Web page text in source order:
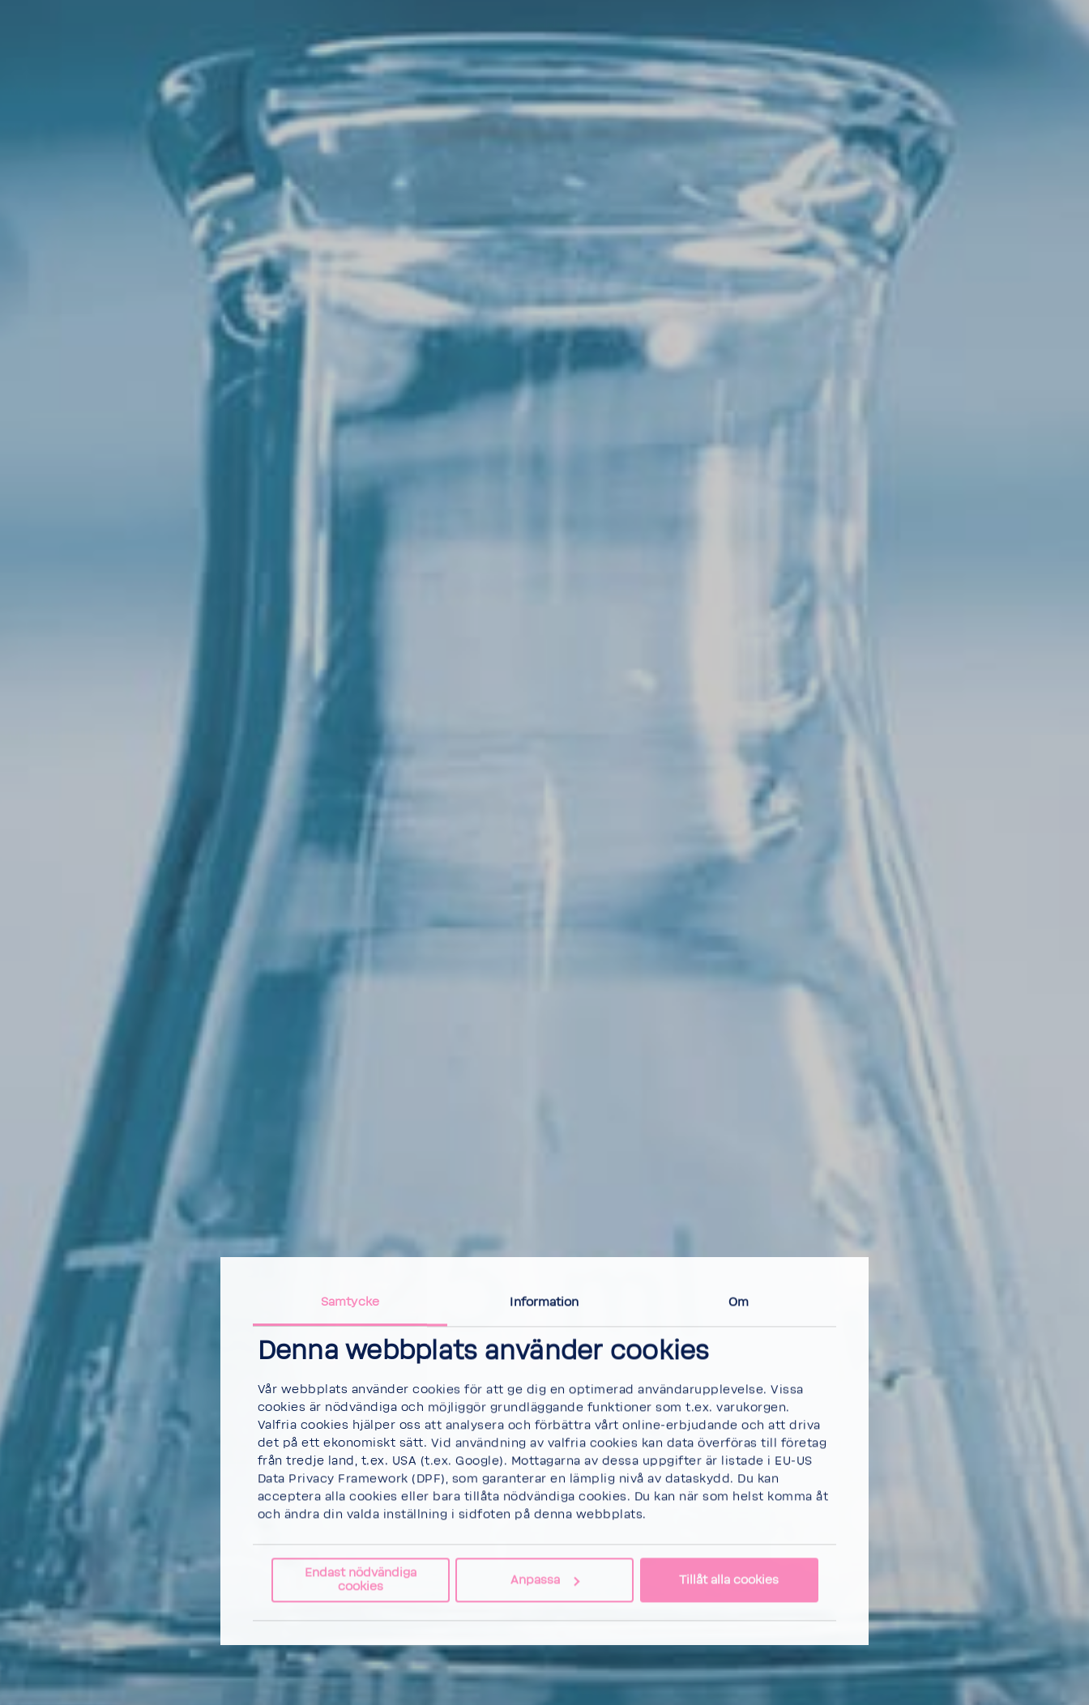
Samtycke Information Om
Denna webbplats använder cookies
Vår webbplats använder cookies för att ge dig en optimerad användarupplevelse. Vissa
cookies är nödvändiga och möjliggör grundläggande funktioner som t.ex. varukorgen.
Valfria cookies hjälper oss att analysera och förbättra vårt online-erbjudande och att driva
det på ett ekonomiskt sätt. Vid användning av valfria cookies kan data överföras till företag
från tredje land, t.ex. USA (t.ex. Google). Mottagarna av dessa uppgifter är listade i EU-US
Data Privacy Framework (DPF), som garanterar en lämplig nivå av dataskydd. Du kan
acceptera alla cookies eller bara tillåta nödvändiga cookies. Du kan när som helst komma åt
och ändra din valda inställning i sidfoten på denna webbplats.
Endast nödvändiga
cookies
Anpassa Tillåt alla cookies